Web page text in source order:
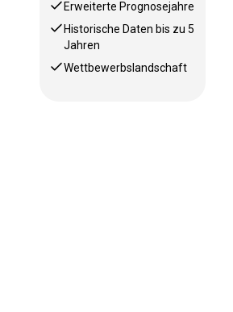
Erweiterte Prognosejahre
Historische Daten bis zu 5
Jahren
Wettbewerbslandschaft